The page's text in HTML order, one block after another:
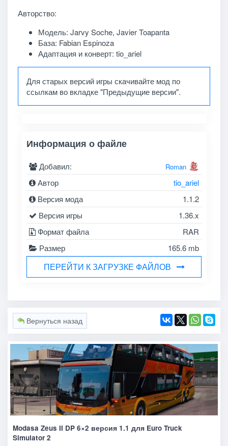
Авторство:
Модель: Jarvy Soche, Javier Toapanta
База: Fabian Espinoza
Адаптация и конверт: tio_ariel
Для старых версий игры скачивайте мод по
ссылкам во вкладке "Предыдущие версии".
Информация о файле
Добавил: Roman
Автор
tio_ariel
Версия мода
1.1.2
Версия игры
1.36.x
Формат файла
RAR
Размер
165.6 mb
ПЕРЕЙТИ К ЗАГРУЗКЕ ФАЙЛОВ
Вернуться назад
Modasa Zeus II DP 6×2 версия 1.1 для Euro Truck
Simulator 2